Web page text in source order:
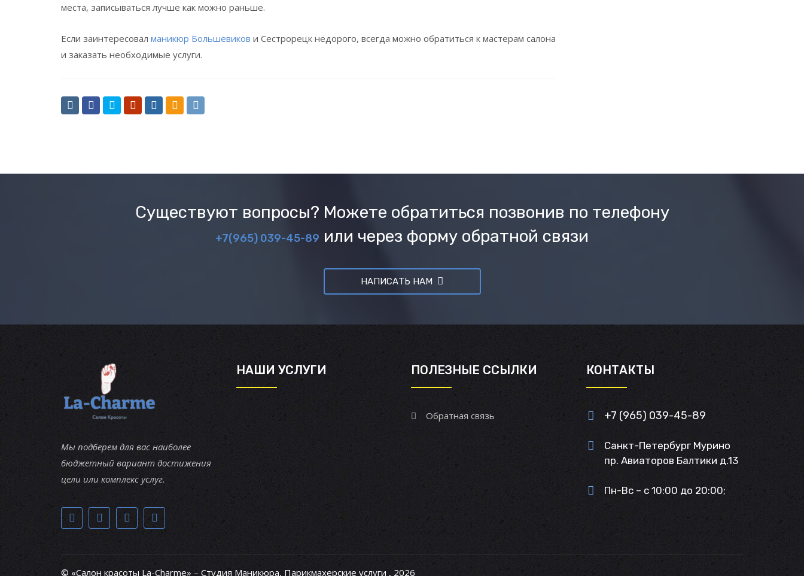
места, записываться лучше как можно раньше.
Если заинтересовал маникюр Большевиков и Сестрорецк недорого, всегда можно обратиться к мастерам салона
и заказать необходимые услуги.
Существуют вопросы? Можете обратиться позвонив по телефону
+7(965) 039-45-89 или через форму обратной связи
НАПИСАТЬ НАМ
Мы подберем для вас наиболее
бюджетный вариант достижения
цели или комплекс услуг.
НАШИ УСЛУГИ ПОЛЕЗНЫЕ ССЫЛКИ
Обратная связь
КОНТАКТЫ
+7 (965) 039-45-89
Санкт-Петербург Мурино
пр. Авиаторов Балтики д.13
Пн-Вс – с 10:00 до 20:00;
© «Салон красоты La-Charme» – Студия Маникюра, Парикмахерские услуги , 2026